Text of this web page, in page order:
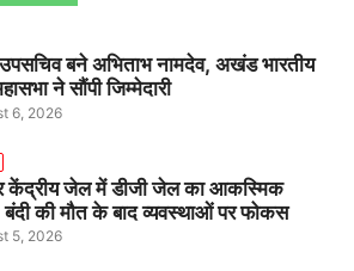
उपसचिव बने अभिताभ नामदेव, अखंड भारतीय
ने सौंपी जिम्मेदारी
6, 2026
केंद्रीय जेल में डीजी जेल का आकस्मिक
बंदी की मौत के बाद व्यवस्थाओं पर फोकस
5, 2026